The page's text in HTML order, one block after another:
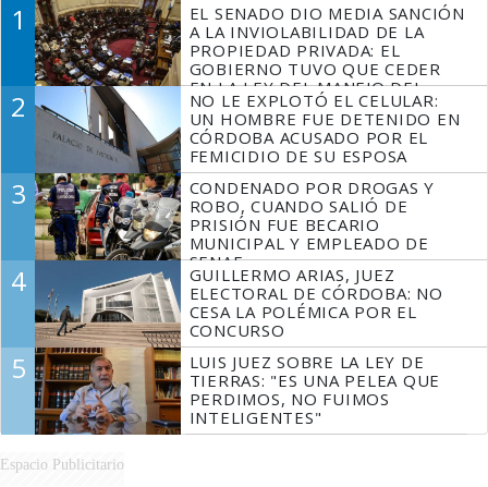
1
EL SENADO DIO MEDIA SANCIÓN
A LA INVIOLABILIDAD DE LA
PROPIEDAD PRIVADA: EL
GOBIERNO TUVO QUE CEDER
EN LA LEY DEL MANEJO DEL
FUEGO
2
NO LE EXPLOTÓ EL CELULAR:
UN HOMBRE FUE DETENIDO EN
CÓRDOBA ACUSADO POR EL
FEMICIDIO DE SU ESPOSA
3
CONDENADO POR DROGAS Y
ROBO, CUANDO SALIÓ DE
PRISIÓN FUE BECARIO
MUNICIPAL Y EMPLEADO DE
SENAF
4
GUILLERMO ARIAS, JUEZ
ELECTORAL DE CÓRDOBA: NO
CESA LA POLÉMICA POR EL
CONCURSO
5
LUIS JUEZ SOBRE LA LEY DE
TIERRAS: "ES UNA PELEA QUE
PERDIMOS, NO FUIMOS
INTELIGENTES"
Espacio Publicitario